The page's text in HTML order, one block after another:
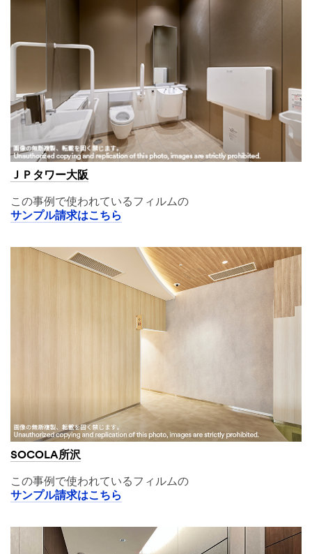
ＪＰタワー大阪
この事例で使われているフィルムの
サンプル請求はこちら
SOCOLA所沢
この事例で使われているフィルムの
サンプル請求はこちら